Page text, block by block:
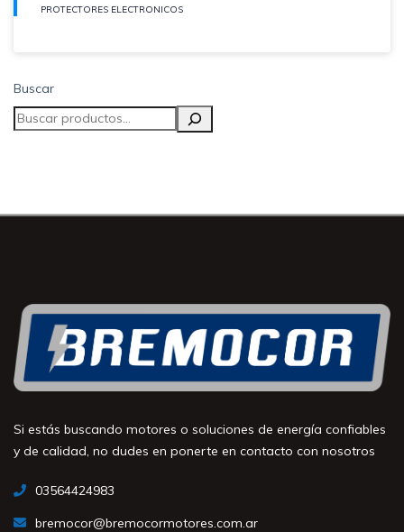
PROTECTORES ELECTRONICOS
Buscar
Si estás buscando motores o soluciones de energía confiables
y de calidad, no dudes en ponerte en contacto con nosotros
03564424983
bremocor@bremocormotores.com.ar